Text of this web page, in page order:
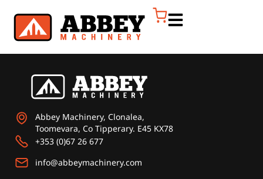
Abbey Machinery, Clonalea,
Toomevara, Co Tipperary. E45 KX78
+353 (0)67 26 677
info@abbeymachinery.com